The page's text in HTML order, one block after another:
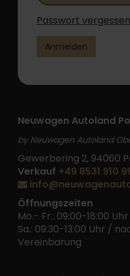
Passwort
Anmelden
Neuwagen Autoland
by Neuwagen Autoland
Gewerbering 2, 94060
Verkauf +49 8531 910
Öffnungszeiten
Mo.- Fr.: 09:00-18:00 Uhr
Sa.: 09:30-13:00 Uhr /
Vereinbarung